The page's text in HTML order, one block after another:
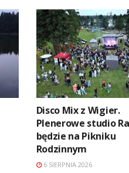
Disco Mix z Wigier.
Plenerowe studio
będzie na Pikniku
Rodzinnym
6 SIERPNIA 2026